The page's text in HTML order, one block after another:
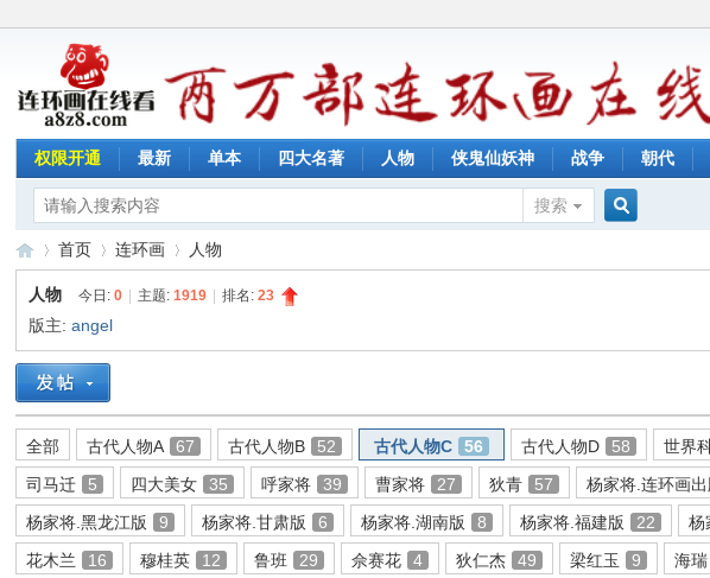
权限开通 最新 单本 四大名著 人物 侠鬼仙妖神 战争 朝代
搜索
连»
首页
›
连环画
›
人物
人物 今日:0 主题:1919 排名:23
版主:angel
全部 古代人物A 67 古代人物B 52 古代人物C 56 古代人物D 58 世界
司马迁
5 四大美女 35 呼家将 39 曹家将 27 狄青 57 杨家将.连环画
杨家将.黑龙江版
9 杨家将.甘肃版 6 杨家将.湖南版 8 杨家将.福建版 22 杨
花木兰
16 穆桂英 12 鲁班 29 佘赛花 4 狄仁杰 49 梁红玉 9 海瑞